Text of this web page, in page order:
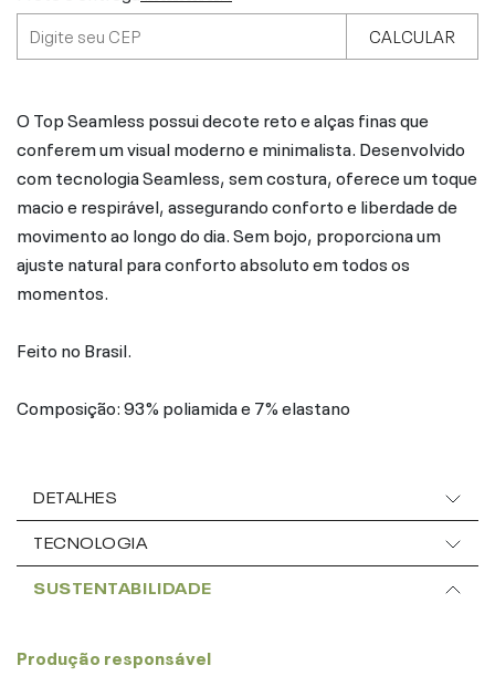
CALCULAR
O Top Seamless possui decote reto e alças finas que
conferem um visual moderno e minimalista. Desenvolvido
com tecnologia Seamless, sem costura, oferece um toque
macio e respirável, assegurando conforto e liberdade de
movimento ao longo do dia. Sem bojo, proporciona um
ajuste natural para conforto absoluto em todos os
momentos.
Feito no Brasil.
Composição: 93% poliamida e 7% elastano
DETALHES
TECNOLOGIA
SUSTENTABILIDADE
Produção responsável